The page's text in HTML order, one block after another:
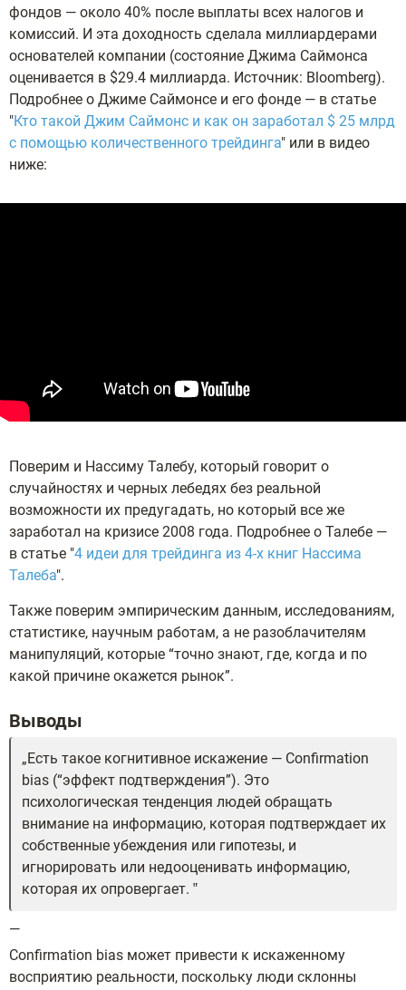
фондов — около 40% после выплаты всех налогов и
комиссий. И эта доходность сделала миллиардерами
основателей компании (состояние Джима Саймонса
оценивается в $29.4 миллиарда. Источник: Bloomberg).
Подробнее о Джиме Саймонсе и его фонде — в статье
"Кто такой Джим Саймонс и как он заработал $ 25 млрд
с помощью количественного трейдинга" или в видео
ниже:
Поверим и Нассиму Талебу, который говорит о
случайностях и черных лебедях без реальной
возможности их предугадать, но который все же
заработал на кризисе 2008 года. Подробнее о Талебе —
в статье "4 идеи для трейдинга из 4-х книг Нассима
Талеба".
Также поверим эмпирическим данным, исследованиям,
статистике, научным работам, а не разоблачителям
манипуляций, которые “точно знают, где, когда и по
какой причине окажется рынок”.
Выводы
Есть такое когнитивное искажение — Confirmation
bias (“эффект подтверждения”). Это
психологическая тенденция людей обращать
внимание на информацию, которая подтверждает их
собственные убеждения или гипотезы, и
игнорировать или недооценивать информацию,
которая их опровергает.
—
Confirmation bias может привести к искаженному
восприятию реальности, поскольку люди склонны